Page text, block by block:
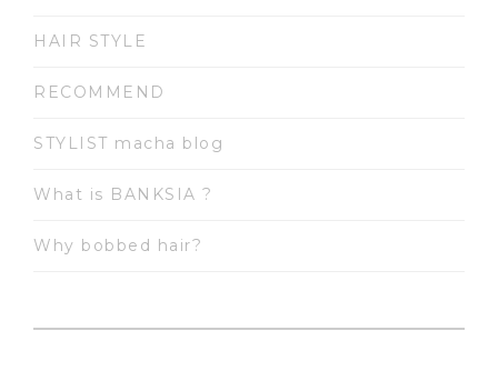
HAIR STYLE
RECOMMEND
STYLIST macha blog
What is BANKSIA ?
Why bobbed hair?